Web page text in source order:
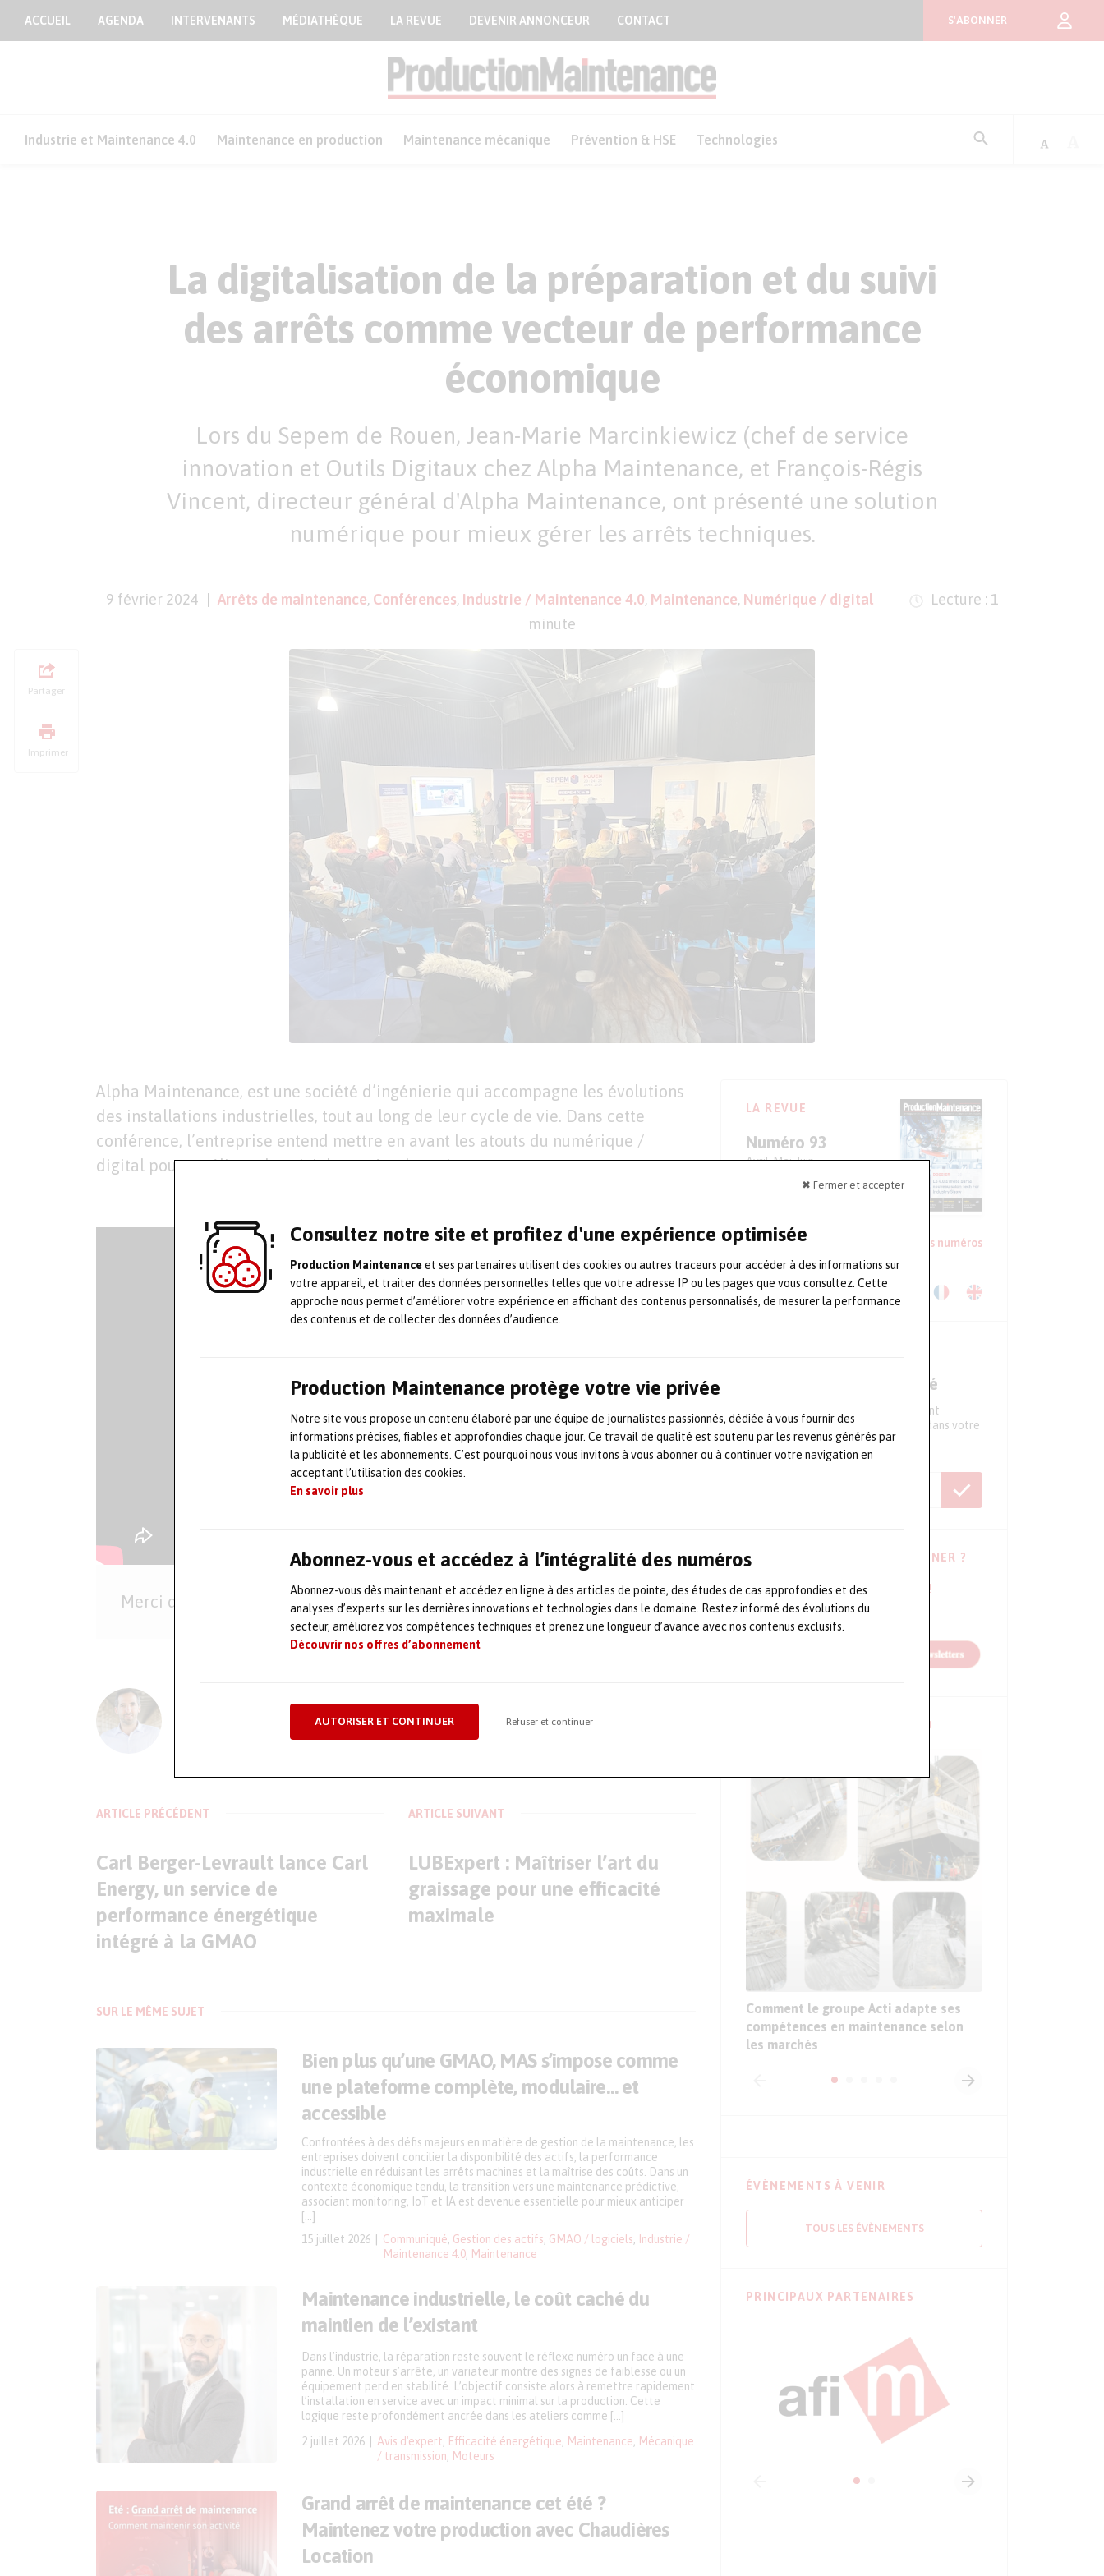
✖ Fermer et accepter
Consultez notre site et profitez d'une expérience optimisée
Production Maintenanceet ses partenaires utilisent des cookies ou autres traceurs pour accéder à des informations sur
votre appareil, et traiter des données personnelles telles que votre adresse IP ou les pages que vous consultez. Cette
approche nous permet d’améliorer votre expérience en affichant des contenus personnalisés, de mesurer la performance
des contenus et de collecter des données d’audience.
Production Maintenance protège votre vie privée
Notre site vous propose un contenu élaboré par une équipe de journalistes passionnés, dédiée à vous fournir des
informations précises, fiables et approfondies chaque jour. Ce travail de qualité est soutenu par les revenus générés par
la publicité et les abonnements. C’est pourquoi nous vous invitons à vous abonner ou à continuer votre navigation en
acceptant l’utilisation des cookies.
En savoir plus
Abonnez-vous et accédez à l’intégralité des numéros
Abonnez-vous dès maintenant et accédez en ligne à des articles de pointe, des études de cas approfondies et des
analyses d’experts sur les dernières innovations et technologies dans le domaine. Restez informé des évolutions du
secteur, améliorez vos compétences techniques et prenez une longueur d’avance avec nos contenus exclusifs.
Découvrir nos offres d’abonnement
AUTORISER ET CONTINUER Refuser et continuer
ACCUEIL AGENDA INTERVENANTS MÉDIATHÈQUE LA REVUE DEVENIR ANNONCEUR CONTACT S'ABONNER
Industrie et Maintenance 4.0 Maintenance en production Maintenance mécanique Prévention & HSE Technologies
La digitalisation de la préparation et du suivi
des arrêts comme vecteur de performance
économique
Lors du Sepem de Rouen, Jean-Marie Marcinkiewicz (chef de service
innovation et Outils Digitaux chez Alpha Maintenance, et François-Régis
Vincent, directeur général d'Alpha Maintenance, ont présenté une solution
numérique pour mieux gérer les arrêts techniques.
9 février 2024 Arrêts de maintenance, Conférences, Industrie / Maintenance 4.0, Maintenance, Numérique / digital
Lecture : 1
minute
Partager
Imprimer
Alpha Maintenance, est une société d’ingénierie qui accompagne les évolutions
des installations industrielles, tout au long de leur cycle de vie. Dans cette
conférence, l’entreprise entend mettre en avant les atouts du numérique /
digital pour améliorer le suivi des arrêts de maintenance.
Merci d‘activer les cookies afin de consulter la vidéo
Olivier Guillon – MRJ PRESSE
ARTICLE PRÉCÉDENT
Carl Berger-Levrault lance Carl
Energy, un service de
performance énergétique
intégré à la GMAO
ARTICLE SUIVANT
LUBExpert : Maîtriser l’art du
graissage pour une efficacité
maximale
SUR LE MÊME SUJET
Bien plus qu’une GMAO, MAS s’impose comme
une plateforme complète, modulaire… et
accessible
15 juillet 2026 Communiqué Gestion des actifs GMAO / logiciels
Industrie /
Maintenance 4.0 Maintenance
Confrontées à des défis majeurs en matière de gestion de la maintenance, les
entreprises doivent concilier la disponibilité des actifs, la performance
industrielle en réduisant les arrêts machines et la maîtrise des coûts. Dans un
contexte économique tendu, la transition vers une maintenance prédictive,
associant monitoring, IoT et IA est devenue essentielle pour mieux anticiper
[…]
Maintenance industrielle, le coût caché du
maintien de l’existant
2 juillet 2026 Avis d'expert Efficacité énergétique Maintenance
Mécanique
/ transmission
Moteurs
Dans l’industrie, la réparation reste souvent le réflexe numéro un face à une
panne. Un moteur s’arrête, un variateur montre des signes de faiblesse ou un
équipement perd en stabilité. L’objectif consiste alors à remettre rapidement
l’installation en service avec un impact minimal sur la production. Cette
logique reste profondément ancrée dans les ateliers comme […]
Grand arrêt de maintenance cet été ?
Maintenez votre production avec Chaudières
Location
LA REVUE
Numéro 93
Avril-Mai-Juin
Lire un extrait Voir les anciens numéros
Télécharger le Kit Média
Ne ratez aucune actualité
Tous les 15 jours, recevez directement
l'essentiel de l'actualité du secteur dans votre
boite mail
VOUS HÉSITEZ À VOUS ABONNER ?
Consulter les dernières newsletters !
NOS CONFÉRENCES EN VIDÉO
Comment le groupe Acti adapte ses
compétences en maintenance selon
les marchés
ÉVÈNEMENTS À VENIR
TOUS LES ÉVÈNEMENTS
PRINCIPAUX PARTENAIRES